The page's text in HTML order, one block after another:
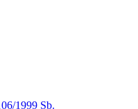
1999 Sb.